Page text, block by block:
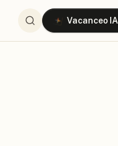
Vacanceo IA